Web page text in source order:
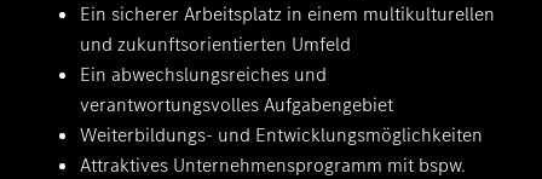
Ein sicherer Arbeitsplatz in einem multikulturellen
und zukunftsorientierten Umfeld
Ein abwechslungsreiches und
verantwortungsvolles Aufgabengebiet
Weiterbildungs- und Entwicklungsmöglichkeiten
Attraktives Unternehmensprogramm mit bspw.